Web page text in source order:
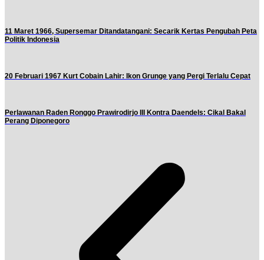
11 Maret 1966, Supersemar Ditandatangani: Secarik Kertas Pengubah Peta
Politik Indonesia
20 Februari 1967 Kurt Cobain Lahir: Ikon Grunge yang Pergi Terlalu Cepat
Perlawanan Raden Ronggo Prawirodirjo III Kontra Daendels: Cikal Bakal
Perang Diponegoro